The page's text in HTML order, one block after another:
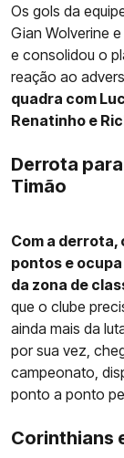
Os gols da
Gian Wolverine
e consolidou o
reação ao
quadra com
Renatinho e
Derrota
Timão
Com a
pontos e
da zona de
que o clube
ainda mais da
por sua vez,
campeonato,
ponto a ponto
Corinthians